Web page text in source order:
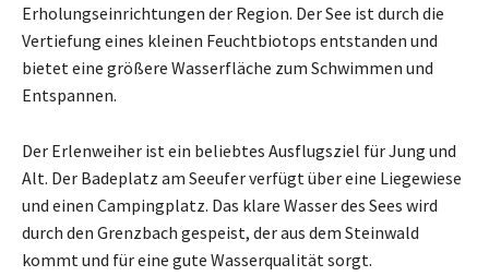
Erholungseinrichtungen der Region. Der See ist durch die
Vertiefung eines kleinen Feuchtbiotops entstanden und
bietet eine größere Wasserfläche zum Schwimmen und
Entspannen.
Der Erlenweiher ist ein beliebtes Ausflugsziel für Jung und
Alt. Der Badeplatz am Seeufer verfügt über eine Liegewiese
und einen Campingplatz. Das klare Wasser des Sees wird
durch den Grenzbach gespeist, der aus dem Steinwald
kommt und für eine gute Wasserqualität sorgt.